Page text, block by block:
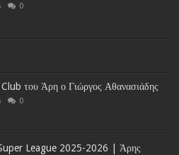
0
του Άρη ο Γιώργος Αθανασιάδης
0
League 2025-2026 | Άρης